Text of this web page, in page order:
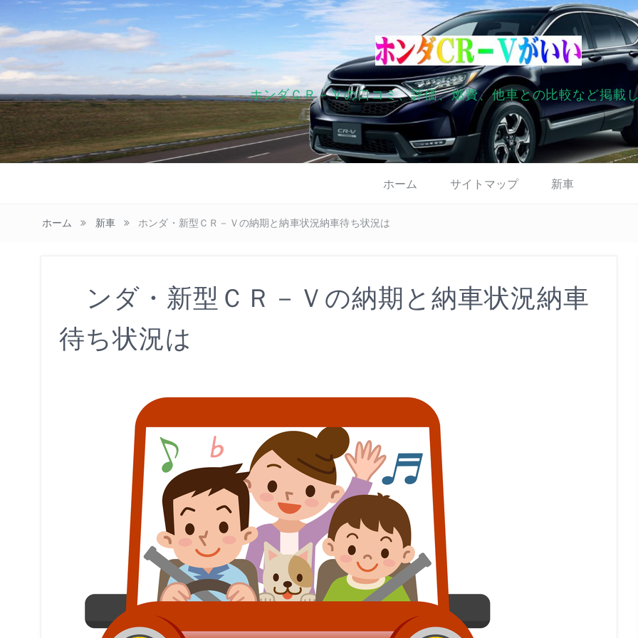
ホンダＣＲ－Ｖの口コミ、評価、燃費、他車との比較など掲載
ホーム サイトマップ 新車
ホーム 新車 ホンダ・新型ＣＲ－Ｖの納期と納車状況納車待ち状況は
待ち状況は